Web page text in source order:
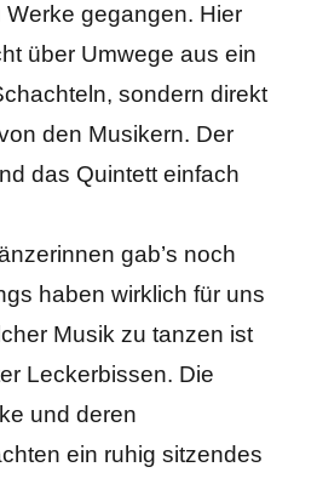
gegangen. Hier
über Umwege aus ein
sondern direkt
den Musikern. Der
das Quintett einfach
gab’s noch
haben wirklich für uns
Musik zu tanzen ist
Leckerbissen. Die
und deren
ein ruhig sitzendes